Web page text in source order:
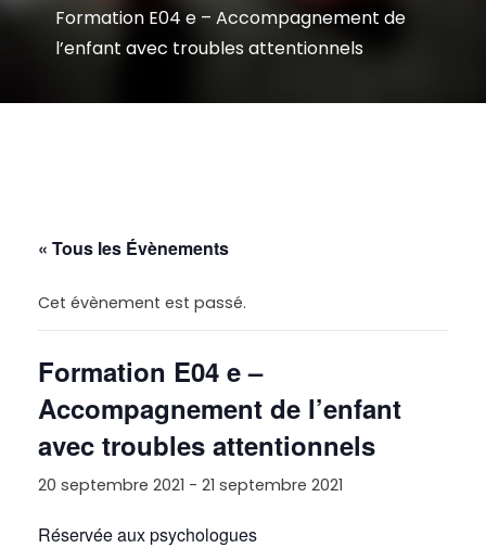
Formation E04 e – Accompagnement de
l’enfant avec troubles attentionnels
« Tous les Évènements
Cet évènement est passé.
Formation E04 e –
Accompagnement de l’enfant
avec troubles attentionnels
20 septembre 2021 - 21 septembre 2021
Réservée aux psychologues